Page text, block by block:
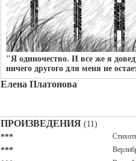
"Я одиночество. И все же я
ничего другого для меня не
Елена Платонова
ПРОИЗВЕДЕНИЯ (11)
***
***